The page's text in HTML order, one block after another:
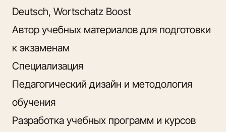
Deutsch, Wortschatz Boost
Автор учебных материалов для подготовки
к экзаменам
Специализация
Педагогический дизайн и методология
обучения
Разработка учебных программ и курсов